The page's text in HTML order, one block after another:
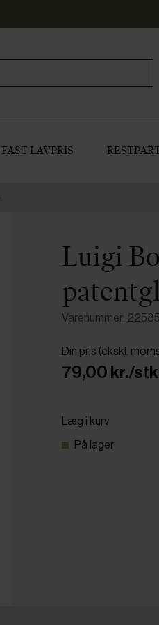
FAST LAVPRIS
Luigi
Varenummer:
Din pris (ekskl.
79,00 kr./
Læg i kurv
På lager